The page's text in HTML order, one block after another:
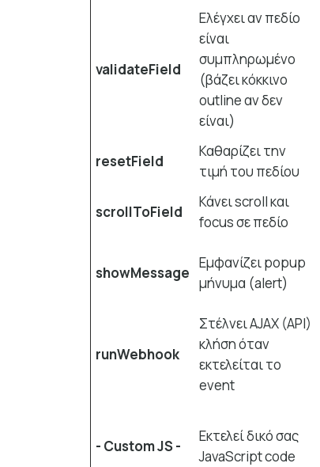
validateField
Ελέγχει αν πεδίο
είναι
συμπληρωμένο
(βάζει κόκκινο
outline αν δεν
είναι)
resetField
Καθαρίζει την
τιμή του πεδίου
scrollToField
Κάνει scroll και
focus σε πεδίο
showMessage
Εμφανίζει popup
μήνυμα (alert)
runWebhook
Στέλνει AJAX (API)
κλήση όταν
εκτελείται το
event
- Custom JS -
Εκτελεί δικό σας
JavaScript code